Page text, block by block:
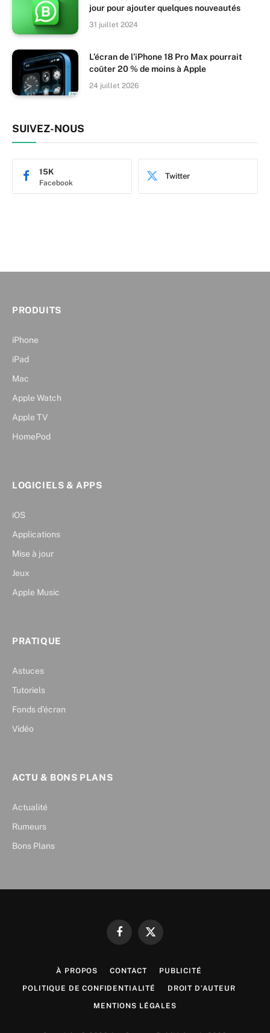
jour pour ajouter quelques nouveautés
31 juillet 2024
L’écran de l’iPhone 18 Pro Max pourrait
coûter 20 % de moins à Apple
24 juillet 2026
SUIVEZ-NOUS
Facebook
15K Twitter
PRODUITS
iPhone
iPad
Mac
Apple Watch
Apple TV
HomePod
LOGICIELS & APPS
iOS
Applications
Mise à jour
Jeux
Apple Music
PRATIQUE
Astuces
Tutoriels
Fonds d’écran
Vidéo
ACTU & BONS PLANS
Actualité
Rumeurs
Bons Plans
FacebookX
À PROPOS CONTACT PUBLICITÉ
POLITIQUE DE CONFIDENTIALITÉ DROIT D’AUTEUR
MENTIONS LÉGALES